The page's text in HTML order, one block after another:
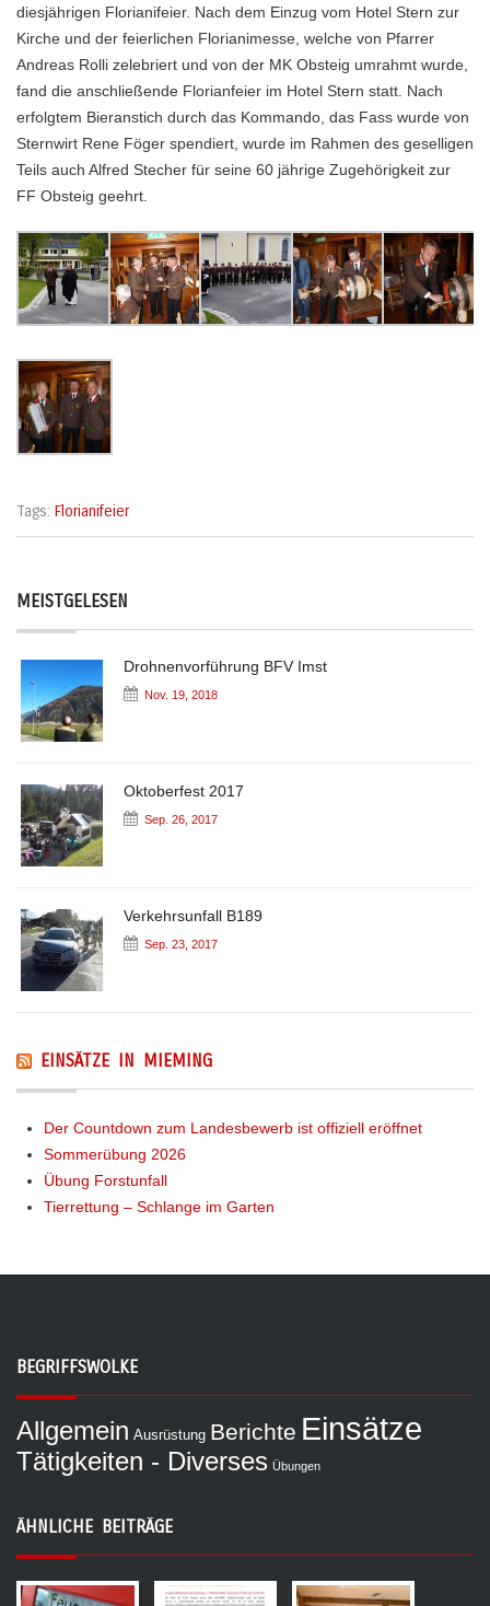
diesjährigen Florianifeier. Nach dem Einzug vom Hotel Stern zur
Kirche und der feierlichen Florianimesse, welche von Pfarrer
Andreas Rolli zelebriert und von der MK Obsteig umrahmt wurde,
fand die anschließende Florianfeier im Hotel Stern statt. Nach
erfolgtem Bieranstich durch das Kommando, das Fass wurde von
Sternwirt Rene Föger spendiert, wurde im Rahmen des geselligen
Teils auch Alfred Stecher für seine 60 jährige Zugehörigkeit zur
FF Obsteig geehrt.
Tags: Florianifeier
MEISTGELESEN
Drohnenvorführung BFV Imst
Nov. 19, 2018
Oktoberfest 2017
Sep. 26, 2017
Verkehrsunfall B189
Sep. 23, 2017
EINSÄTZE IN MIEMING
Der Countdown zum Landesbewerb ist offiziell eröffnet
Sommerübung 2026
Übung Forstunfall
Tierrettung – Schlange im Garten
BEGRIFFSWOLKE
Allgemein Ausrüstung Berichte Einsätze
Tätigkeiten - Diverses Übungen
ÄHNLICHE BEITRÄGE